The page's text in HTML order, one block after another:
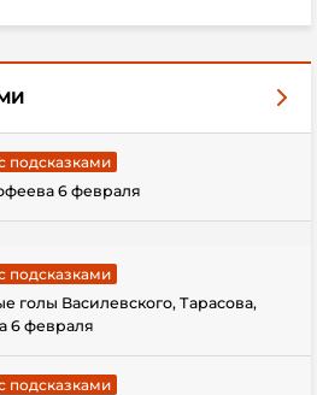
подсказками
6 февраля
подсказками
голы Василевского, Тарасова,
6 февраля
подсказками